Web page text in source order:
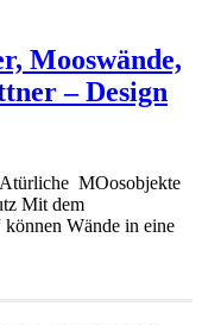
Mooswände,
– Design
MOosobjekte
Mit dem
Wände in eine